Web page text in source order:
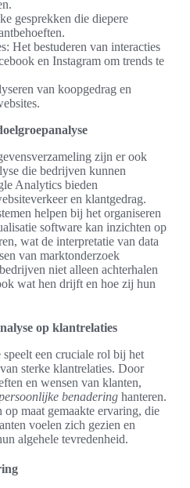
gesprekken die diepere
Het bestuderen van interacties
en Instagram om trends te
van koopgedrag en
zijn er ook
die bedrijven kunnen
Analytics bieden
en klantgedrag.
helpen bij het organiseren
software kan inzichten op
wat de interpretatie van data
van marktonderzoek
niet alleen achterhalen
wat hen drijft en hoe zij hun
op klantrelaties
een cruciale rol bij het
sterke klantrelaties. Door
en wensen van klanten,
benadering hanteren.
maat gemaakte ervaring, die
voelen zich gezien en
algehele tevredenheid.